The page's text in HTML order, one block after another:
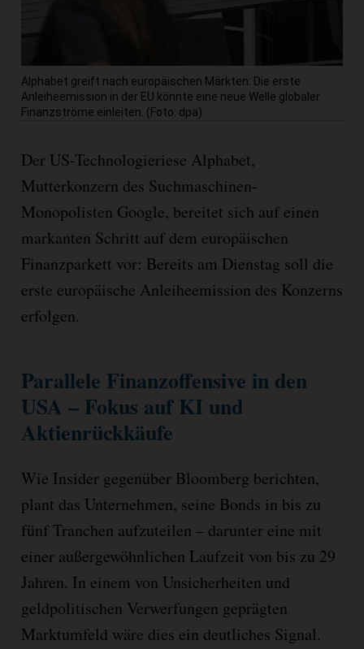
Alphabet greift nach europäischen Märkten: Die erste
Anleiheemission in der EU könnte eine neue Welle globaler
Finanzströme einleiten. (Foto: dpa)
Der US-Technologieriese Alphabet,
Mutterkonzern des Suchmaschinen-
Monopolisten Google, bereitet sich auf einen
markanten Schritt auf dem europäischen
Finanzparkett vor: Bereits am Dienstag soll die
erste europäische Anleiheemission des Konzerns
erfolgen.
Parallele Finanzoffensive in den
USA – Fokus auf KI und
Aktienrückkäufe
Wie Insider gegenüber Bloomberg berichten,
plant das Unternehmen, seine Bonds in bis zu
fünf Tranchen aufzuteilen – darunter eine mit
einer außergewöhnlichen Laufzeit von bis zu 29
Jahren. In einem von Unsicherheiten und
geldpolitischen Verwerfungen geprägten
Marktumfeld wäre dies ein deutliches Signal.